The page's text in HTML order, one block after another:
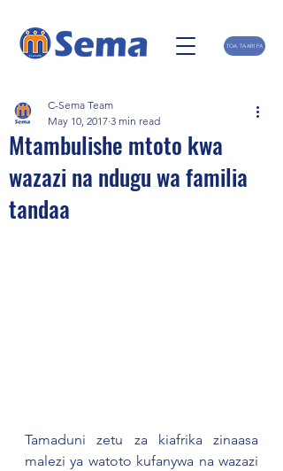
TOA TAARIFA
Mtambulishe mtoto kwa
wazazi na ndugu wa familia
tandaa
C-Sema Team
May 10, 2017 3 min read
Tamaduni zetu za kiafrika zinaasa
malezi ya watoto kufanywa na wazazi